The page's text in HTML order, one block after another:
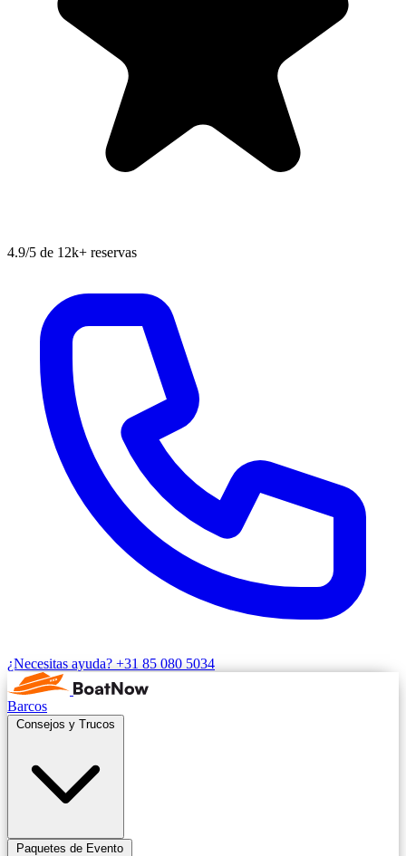
4.9/5 de 12k+ reservas
¿Necesitas ayuda? +31 85 080 5034
Barcos
Consejos y Trucos
Paquetes de Evento